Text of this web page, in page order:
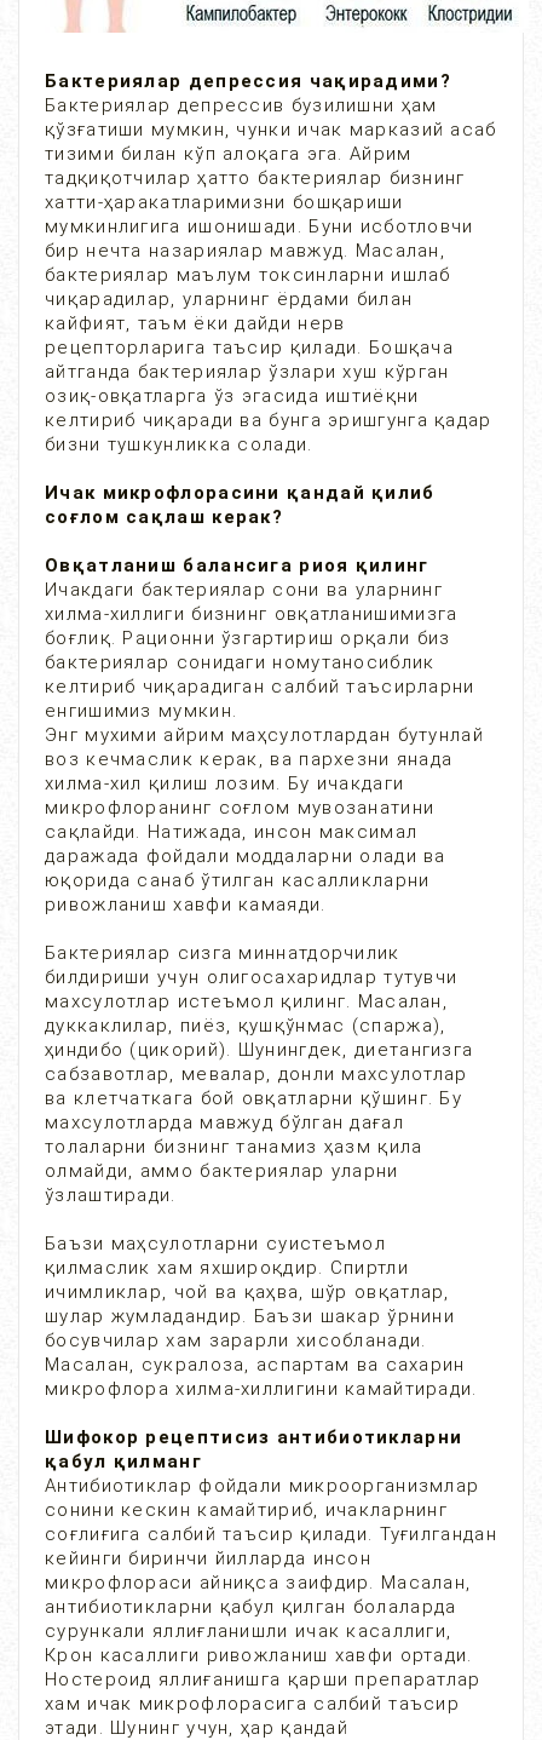
Бактериялар депрессия чақирадими?
Бактериялар депрессив бузилишни ҳам
қўзғатиши мумкин, чунки ичак марказий асаб
тизими билан кўп алоқага эга. Айрим
тадқиқотчилар ҳатто бактериялар бизнинг
хатти-ҳаракатларимизни бошқариши
мумкинлигига ишонишади. Буни исботловчи
бир нечта назариялар мавжуд. Масалан,
бактериялар маълум токсинларни ишлаб
чиқарадилар, уларнинг ёрдами билан
кайфият, таъм ёки дайди нерв
рецепторларига таъсир қилади. Бошқача
айтганда бактериялар ўзлари хуш кўрган
озиқ-овқатларга ўз эгасида иштиёқни
келтириб чиқаради ва бунга эришгунга қадар
бизни тушкунликка солади.
Ичак микрофлорасини қандай қилиб
соғлом сақлаш керак?
Овқатланиш балансига риоя қилинг
Ичакдаги бактериялар сони ва уларнинг
хилма-хиллиги бизнинг овқатланишимизга
боғлиқ. Рационни ўзгартириш орқали биз
бактериялар сонидаги номутаносиблик
келтириб чиқарадиган салбий таъсирларни
енгишимиз мумкин.
Энг мухими айрим маҳсулотлардан бутунлай
воз кечмаслик керак, ва пархезни янада
хилма-хил қилиш лозим. Бу ичакдаги
микрофлоранинг соғлом мувозанатини
сақлайди. Натижада, инсон максимал
даражада фойдали моддаларни олади ва
юқорида санаб ўтилган касалликларни
ривожланиш хавфи камаяди.
Бактериялар сизга миннатдорчилик
билдириши учун олигосахаридлар тутувчи
махсулотлар истеъмол қилинг. Масалан,
дуккаклилар, пиёз, қушқўнмас (спаржа),
ҳиндибо (цикорий). Шунингдек, диетангизга
сабзавотлар, мевалар, донли махсулотлар
ва клетчаткага бой овқатларни қўшинг. Бу
махсулотларда мавжуд бўлган дағал
толаларни бизнинг танамиз ҳазм қила
олмайди, аммо бактериялар уларни
ўзлаштиради.
Баъзи маҳсулотларни суистеъмол
қилмаслик хам яхшироқдир. Спиртли
ичимликлар, чой ва қаҳва, шўр овқатлар,
шулар жумладандир. Баъзи шакар ўрнини
босувчилар хам зарарли хисобланади.
Масалан, сукралоза, аспартам ва сахарин
микрофлора хилма-хиллигини камайтиради.
Шифокор рецептисиз антибиотикларни
қабул қилманг
Антибиотиклар фойдали микроорганизмлар
сонини кескин камайтириб, ичакларнинг
соғлиғига салбий таъсир қилади. Туғилгандан
кейинги биринчи йилларда инсон
микрофлораси айниқса заифдир. Масалан,
антибиотикларни қабул қилган болаларда
сурункали яллиғланишли ичак касаллиги,
Крон касаллиги ривожланиш хавфи ортади.
Ностероид яллиғанишга қарши препаратлар
хам ичак микрофлорасига салбий таъсир
этади. Шунинг учун, ҳар қандай